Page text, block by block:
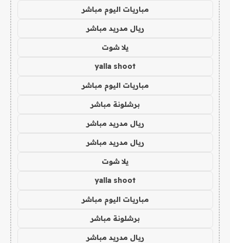
مباريات اليوم مباشر
ريال مدريد مباشر
يلا شوت
yalla shoot
مباريات اليوم مباشر
برشلونة مباشر
ريال مدريد مباشر
ريال مدريد مباشر
يلا شوت
yalla shoot
مباريات اليوم مباشر
برشلونة مباشر
ريال مدريد مباشر